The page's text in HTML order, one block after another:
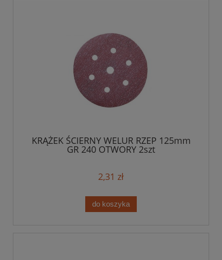
KRĄŻEK ŚCIERNY WELUR RZEP 125mm
GR 240 OTWORY 2szt
2,31 zł
do koszyka